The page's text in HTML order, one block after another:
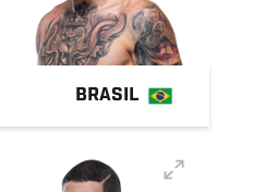
BRASIL